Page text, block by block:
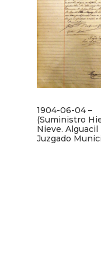
1904-06-04 –
(Suministro
Nieve. Alguacil
Juzgado